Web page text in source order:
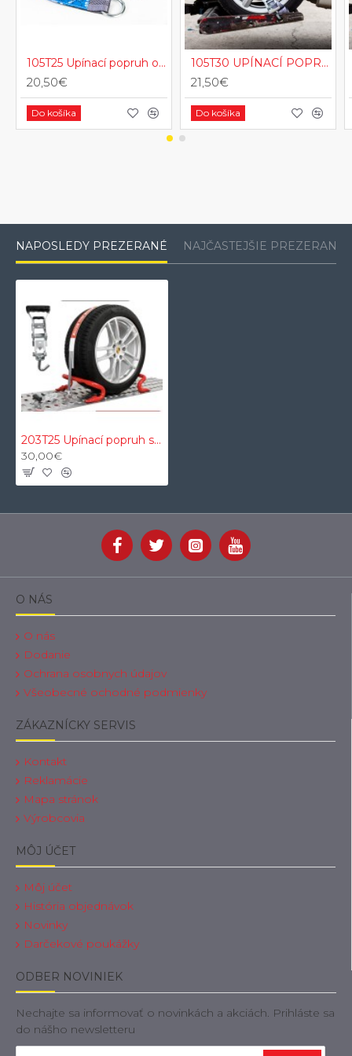
105T25 Upínací popruh okuliarov 5t 50mm 2,5m s oceľovým O a rotačným J
20,50€
Do košíka
105T30 UPÍNACÍ POPRUH OKULIAROV 5T 50MM 3M S OCEĽOVÝM O A ROTAČNÝM J
21,50€
Do košíka
NAPOSLEDY PREZERANÉ NAJČASTEJŠIE PREZERANÉ
203T25 Upínací popruh s ochranným VDI 2700 proti šmykovým textilným návlekom 3t 2,5m 35mm
30,00€
O NÁS
O nás
Dodanie
Ochrana osobnych údajov
Všeobecné ochodné podmienky
ZÁKAZNÍCKY SERVIS
Kontakt
Reklamácie
Mapa stránok
Výrobcovia
MÔJ ÚČET
Môj účet
História objednávok
Novinky
Darčekové poukážky
ODBER NOVINIEK
Nechajte sa informovať o novinkách a akciách. Prihláste sa
do nášho newsletteru